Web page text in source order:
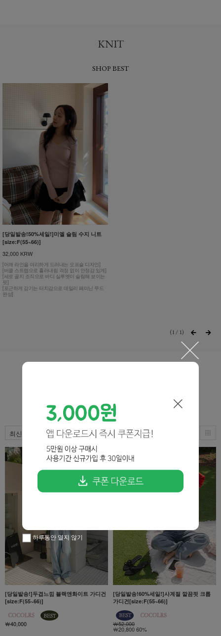
KNIT
SHOP BEST
[당일발송!50%세일!]미엘 슬림 수지 니트
[size:F(55~66)]
32,000 KRW
[어깨 라인을 여리하게 드러내는 오프숄 디자인]
[버클 스트랩으로 흘러내림 걱정 없이 안정감 있게]
[세로 골지 조직으로 바디 실루엣이 슬림해 보이는
핏]
[포근하게 감기는 터치감으로 데일리 페미닌 무드
완성]
1 / 1
[당일발송!]두겹느낌 블랙앤화이트 가디건
[size:F(55~66)]
￦40,000
[당일발송!60%세일!]사계절 깔끔핏 크롭
가디건[size:F(55~66)]
￦52,000
￦20,800 60%
하루동안 열지 않기